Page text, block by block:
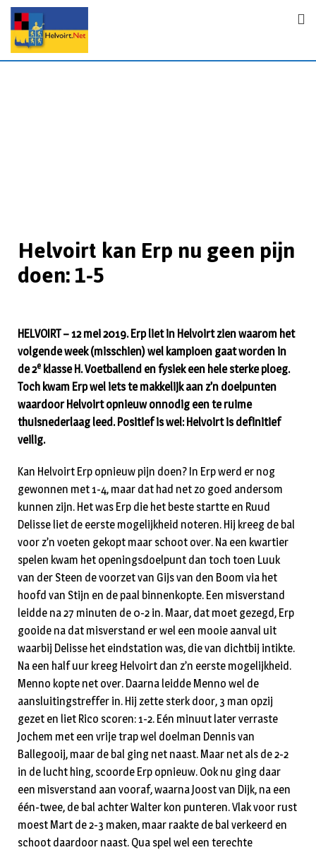
Helvoirt kan Erp nu geen pijn
doen: 1-5
HELVOIRT – 12 mei 2019. Erp liet in Helvoirt zien waarom het
volgende week (misschien) wel kampioen gaat worden in
de 2e klasse H. Voetballend en fysiek een hele sterke ploeg.
Toch kwam Erp wel iets te makkelijk aan z’n doelpunten
waardoor Helvoirt opnieuw onnodig een te ruime
thuisnederlaag leed. Positief is wel: Helvoirt is definitief
veilig.
Kan Helvoirt Erp opnieuw pijn doen? In Erp werd er nog
gewonnen met 1-4, maar dat had net zo goed andersom
kunnen zijn. Het was Erp die het beste startte en Ruud
Delisse liet de eerste mogelijkheid noteren. Hij kreeg de bal
voor z’n voeten gekopt maar schoot over. Na een kwartier
spelen kwam het openingsdoelpunt dan toch toen Luuk
van der Steen de voorzet van Gijs van den Boom via het
hoofd van Stijn en de paal binnenkopte. Een misverstand
leidde na 27 minuten de 0-2 in. Maar, dat moet gezegd, Erp
gooide na dat misverstand er wel een mooie aanval uit
waarbij Delisse het eindstation was, die van dichtbij intikte.
Na een half uur kreeg Helvoirt dan z’n eerste mogelijkheid.
Menno kopte net over. Daarna leidde Menno wel de
aansluitingstreffer in. Hij zette sterk door, 3 man opzij
gezet en liet Rico scoren: 1-2. Eén minuut later verraste
Jochem met een vrije trap wel doelman Dennis van
Ballegooij, maar de bal ging net naast. Maar net als de 2-2
in de lucht hing, scoorde Erp opnieuw. Ook nu ging daar
een misverstand aan vooraf, waarna Joost van Dijk, na een
één-twee, de bal achter Walter kon punteren. Vlak voor rust
moest Mart de 2-3 maken, maar raakte de bal verkeerd en
schoot daardoor naast. Qua spel wel een terechte